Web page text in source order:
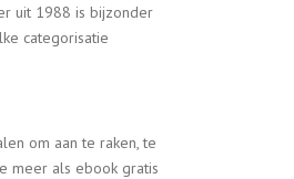
uit 1988 is bijzonder
categorisatie
om aan te raken, te
meer als ebook gratis